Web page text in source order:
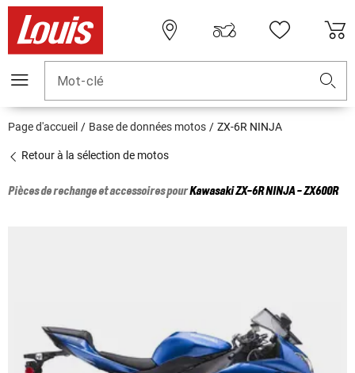
Mot-clé
Page d'accueil Base de données motos ZX-6R NINJA
Retour à la sélection de motos
Pièces de rechange et accessoires pourKawasakiZX-6R NINJA - ZX600R